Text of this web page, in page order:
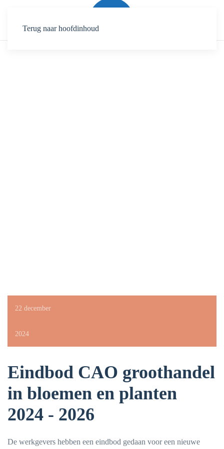
Terug naar hoofdinhoud
22 december
2024
Eindbod CAO groothandel
in bloemen en planten
2024 - 2026
De werkgevers hebben een eindbod gedaan voor een nieuwe